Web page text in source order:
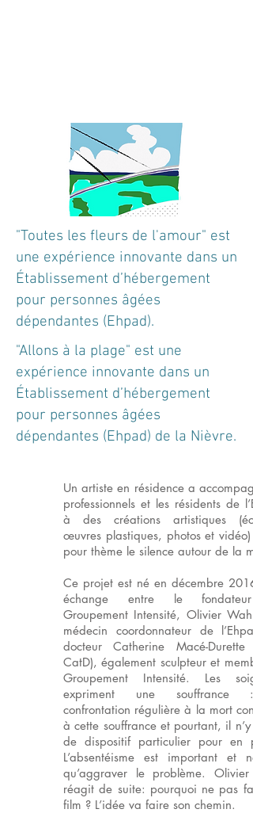
"Toutes les fleurs de l'amour" est
une expérience innovante dans un
Établissement d’hébergement
pour personnes âgées
dépendantes (Ehpad).
"Allons à la plage" est une
expérience innovante dans un
Établissement d’hébergement
pour personnes âgées
dépendantes (Ehpad) de la Nièvre.
Un artiste en résidence a
professionnels et les résidents de
à des créations artistiques
œuvres plastiques, photos et vidéo)
pour thème le silence autour de la
Ce projet est né en décembre 2016
échange entre le
Groupement Intensité, Olivier
médecin coordonnateur de
docteur Catherine Macé-Durette
CatD), également sculpteur et
Groupement Intensité. Les
expriment une
confrontation régulière à la mort
à cette souffrance et pourtant, il n’y
de dispositif particulier pour en
L’absentéisme est important et
qu’aggraver le problème. Olivier
réagit de suite: pourquoi ne pas
film ? L’idée va faire son chemin.